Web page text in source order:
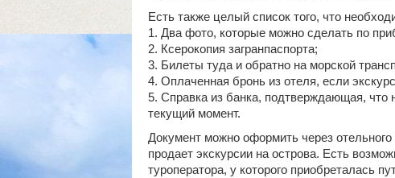
Есть также целый список того, что
1. Два фото, которые можно сделать по
2. Ксерокопия загранпаспорта;
3. Билеты туда и обратно на морской
4. Оплаченная бронь из отеля, если
5. Справка из банка, подтверждающая, что
текущий момент.
Документ можно оформить через
продает экскурсии на острова. Есть
туроператора, у которого приобреталась